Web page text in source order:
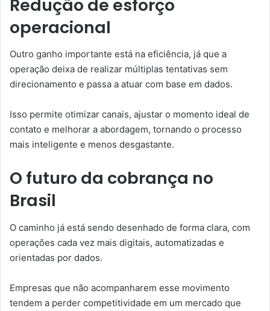
Redução de esforço
operacional
Outro ganho importante está na eficiência, já que a
operação deixa de realizar múltiplas tentativas sem
direcionamento e passa a atuar com base em dados.
Isso permite otimizar canais, ajustar o momento ideal de
contato e melhorar a abordagem, tornando o processo
mais inteligente e menos desgastante.
O futuro da cobrança no
Brasil
O caminho já está sendo desenhado de forma clara, com
operações cada vez mais digitais, automatizadas e
orientadas por dados.
Empresas que não acompanharem esse movimento
tendem a perder competitividade em um mercado que